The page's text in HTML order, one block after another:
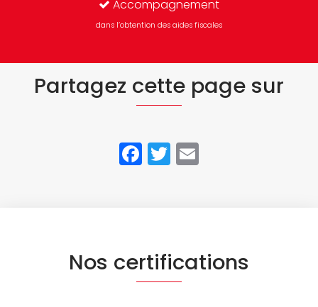
Accompagnement
dans l’obtention des aides fiscales
Partagez cette page sur
Facebook
Twitter
Nos certifications